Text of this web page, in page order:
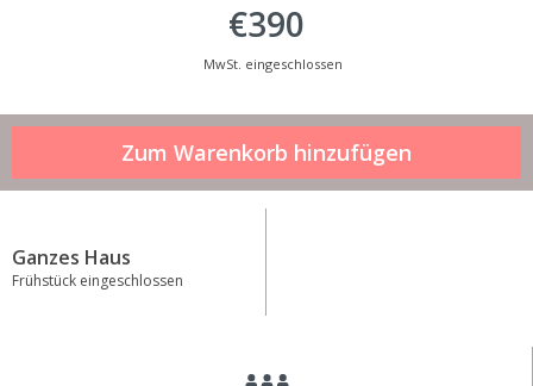
€390
MwSt. eingeschlossen
Ganzes Haus
Frühstück eingeschlossen